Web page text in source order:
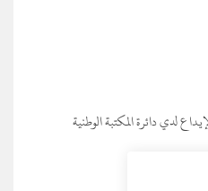
لدي دائرة المكتبة الوطنية